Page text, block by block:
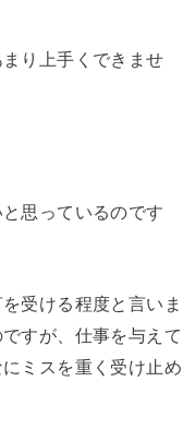
り上手くできませ
思っているのです
受ける程度と言いま
すが、仕事を与えて
ミスを重く受け止め